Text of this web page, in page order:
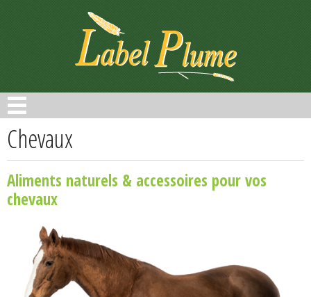
Chevaux
Aliments naturels & accessoires pour vos
chevaux